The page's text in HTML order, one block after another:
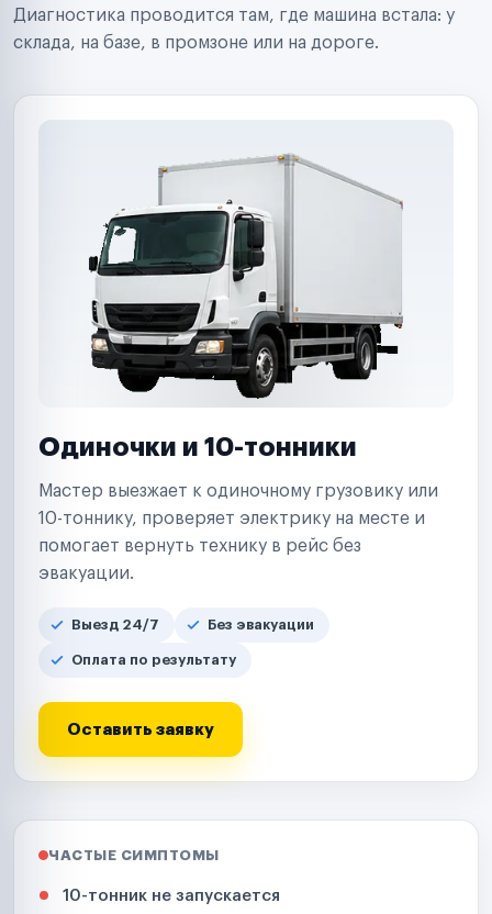
Ритейл-сети
Управляющие компании
Страховые компании
Диагностика проводится там, где машина встала: у
склада, на базе, в промзоне или на дороге.
Одиночки и 10-тонники
Мастер выезжает к одиночному грузовику или
10-тоннику, проверяет электрику на месте и
помогает вернуть технику в рейс без
эвакуации.
Выезд 24/7 Без эвакуации
Оплата по результату
Оставить заявку
ЧАСТЫЕ СИМПТОМЫ
10-тонник не запускается